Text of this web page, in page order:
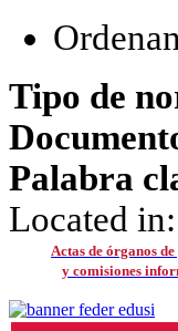
Tipo de
Palabra
Located in:
Actas de órganos
y comisiones